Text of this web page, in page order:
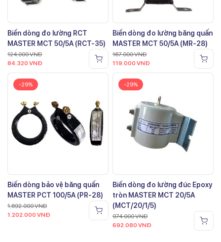
Biến dòng đo lường RCT
MASTER MCT 50/5A (RCT-35)
124.000VNĐ
84.320 VNĐ
Biến dòng đo lường băng quấn
MASTER MCT 50/5A (MR-28)
167.000VNĐ
119.000 VNĐ
-29%
Biến dòng bảo vệ băng quấn
MASTER PCT 100/5A (PR-28)
1.692.000VNĐ
1.202.000 VNĐ
-29%
Biến dòng đo lường đúc Epoxy
tròn MASTER MCT 20/5A
(MCT/20/1/5)
974.000VNĐ
692.080 VNĐ